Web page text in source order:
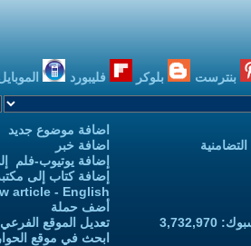
بنترست بلوكر فليبورد
اضافة موضوع جديد
اضافة خبر
إضافة يوتيوب-فلم
إضافة كتاب إلى
article - English
أضف حملة
تعديل الموقع
ابحث في موقع